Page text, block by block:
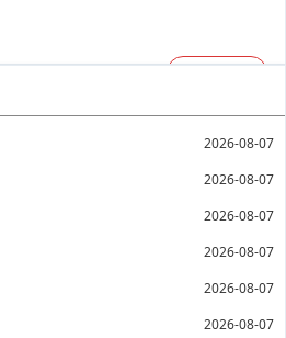
立即報價
2026-08-07
2026-08-07
2026-08-07
2026-08-07
2026-08-07
2026-08-07